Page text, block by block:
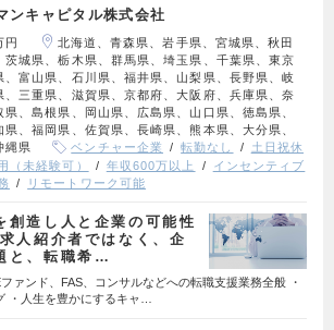
ンキャピタル株式会社
円
北海道、青森県、岩手県、宮城県、秋田
茨城県、栃木県、群馬県、埼玉県、千葉県、東京
富山県、石川県、福井県、山梨県、長野県、岐
、三重県、滋賀県、京都府、大阪府、兵庫県、奈
県、島根県、岡山県、広島県、山口県、徳島県、
、福岡県、佐賀県、長崎県、熊本県、大分県、
縄県
ベンチャー企業 転勤なし
土日祝休
（未経験可） 年収600万以上
インセンティブ
リモートワーク可能
創造し人と企業の可能性
人紹介者ではなく、企
と、転職希…
ファンド、FAS、コンサルなどへの転職支援業務全般 ・
・人生を豊かにするキャ…